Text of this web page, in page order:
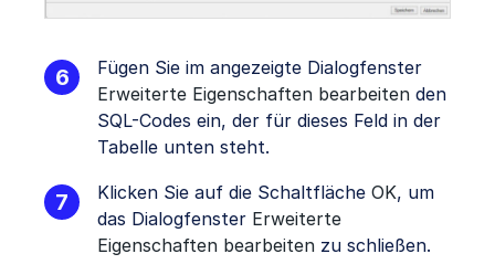
Fügen Sie im angezeigte Dialogfenster
Erweiterte Eigenschaften bearbeiten den
SQL-Codes ein, der für dieses Feld in der
Tabelle unten steht.
Klicken Sie auf die Schaltfläche OK, um
das Dialogfenster Erweiterte
Eigenschaften bearbeiten zu schließen.